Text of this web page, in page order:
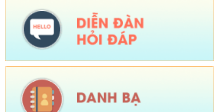
2026, triển khai nhiệm vụ năm học 2026-2027)
Ngày ban hành: (04/08/2026) - Ngày hiệu lực: (24/07/2026)
Số:Số: 1805/KH-UBND
và hỗ trợ Nhân dân thu nhận, kích hoạt tài khoản định danh
sinh xã hội trên địa bàn xã Sì Lở Lầu)
Ngày ban hành: (04/08/2026) -Ngày hiệu lực: (03/08/2026)